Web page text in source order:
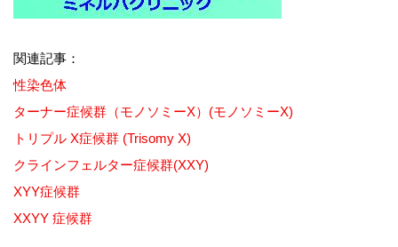
関連記事：
性染色体
ターナー症候群（モノソミーX）(モノソミーX)
トリプル X症候群 (Trisomy X)
クラインフェルター症候群(XXY)
XYY症候群
XXYY 症候群